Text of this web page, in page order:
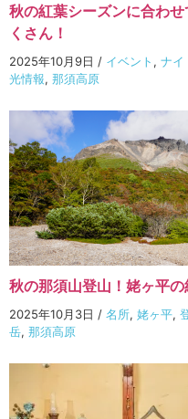
秋の紅葉シーズンに合わ
くさん！
2025年10月9日 / イベント , ナイ
光情報, 那須高原
秋の那須山登山！姥ヶ平
2025年10月3日 / 名所, 姥ヶ平,
岳, 那須高原